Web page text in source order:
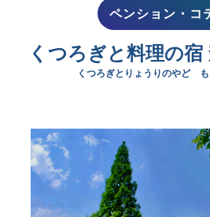
サイクルガレ
新着情報
ペンション・コ
くつろぎと料理の
くつろぎとりょうりのやど